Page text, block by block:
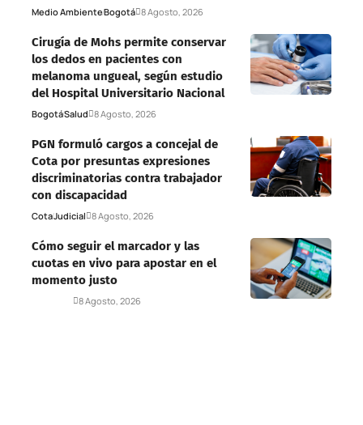
Medio AmbienteBogotá 8 Agosto, 2026
Cirugía de Mohs permite conservar
los dedos en pacientes con
melanoma ungueal, según estudio
del Hospital Universitario Nacional
BogotáSalud 8 Agosto, 2026
PGN formuló cargos a concejal de
Cota por presuntas expresiones
discriminatorias contra trabajador
con discapacidad
CotaJudicial 8 Agosto, 2026
Cómo seguir el marcador y las
cuotas en vivo para apostar en el
momento justo
8 Agosto, 2026